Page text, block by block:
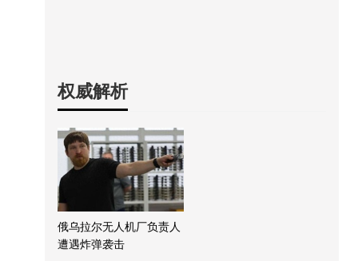
权威解析
俄乌拉尔无人机厂负责人
遭遇炸弹袭击